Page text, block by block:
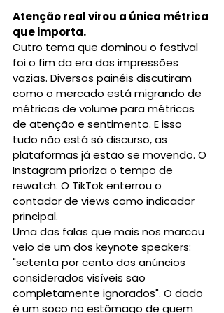
Atenção real virou a única métrica
que importa.
Outro tema que dominou o festival
foi o fim da era das impressões
vazias. Diversos painéis discutiram
como o mercado está migrando de
métricas de volume para métricas
de atenção e sentimento. E isso
tudo não está só discurso, as
plataformas já estão se movendo. O
Instagram prioriza o tempo de
rewatch. O TikTok enterrou o
contador de views como indicador
principal.
Uma das falas que mais nos marcou
veio de um dos keynote speakers:
"setenta por cento dos anúncios
considerados visíveis são
completamente ignorados". O dado
é um soco no estômago de quem